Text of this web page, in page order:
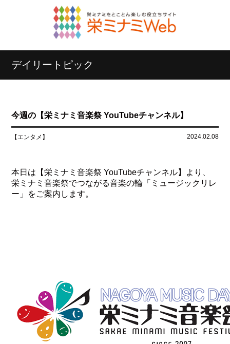
デイリートピック
今週の【栄ミナミ音楽祭 YouTubeチャンネル】
【エンタメ】 2024.02.08
本日は【栄ミナミ音楽祭 YouTubeチャンネル】より、
栄ミナミ音楽祭でつながる音楽の輪「ミュージックリレ
ー」をご案内します。